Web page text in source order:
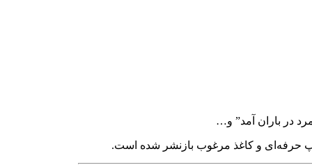
در باران آمد” و…
حرفه‌ای و کاغذ مرغوب بازنشر شده است.